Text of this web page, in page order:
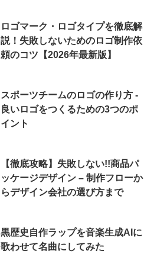
ロゴマーク・ロゴタイプを徹底解
説！失敗しないためのロゴ制作依
頼のコツ【2026年最新版】
スポーツチームのロゴの作り方 -
良いロゴをつくるための3つのポ
イント
【徹底攻略】失敗しない!!商品パ
ッケージデザイン – 制作フローか
らデザイン会社の選び方まで
黒歴史自作ラップを音楽生成AIに
歌わせて名曲にしてみた